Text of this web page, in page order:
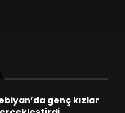
genç kızlar